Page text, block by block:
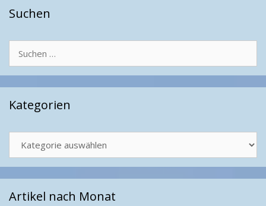
Suchen
nach:
Kategorien
Artikel nach Monat